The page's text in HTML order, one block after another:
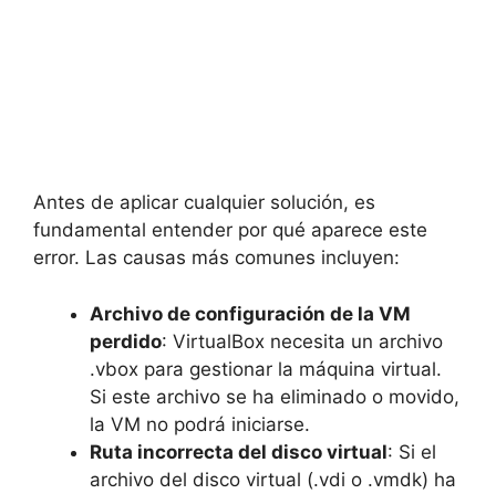
Antes de aplicar cualquier solución, es
fundamental entender por qué aparece este
error. Las causas más comunes incluyen:
Archivo de configuración de la VM
perdido: VirtualBox necesita un archivo
.vbox para gestionar la máquina virtual.
Si este archivo se ha eliminado o movido,
la VM no podrá iniciarse.
Ruta incorrecta del disco virtual: Si el
archivo del disco virtual (.vdi o .vmdk) ha